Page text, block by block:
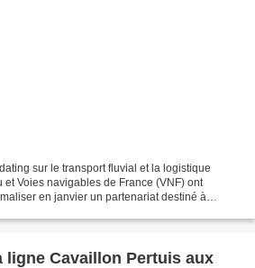
sur le transport fluvial et la logistique
Voies navigables de France (VNF) ont
en janvier un partenariat destiné à
ligne Cavaillon Pertuis aux